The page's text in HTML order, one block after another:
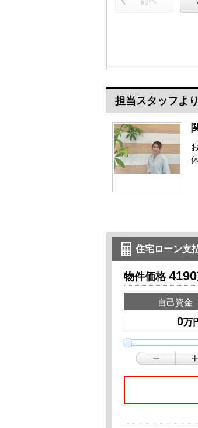
担当スタッフより
住宅ローン支
物件価格 4190
自己資金
万